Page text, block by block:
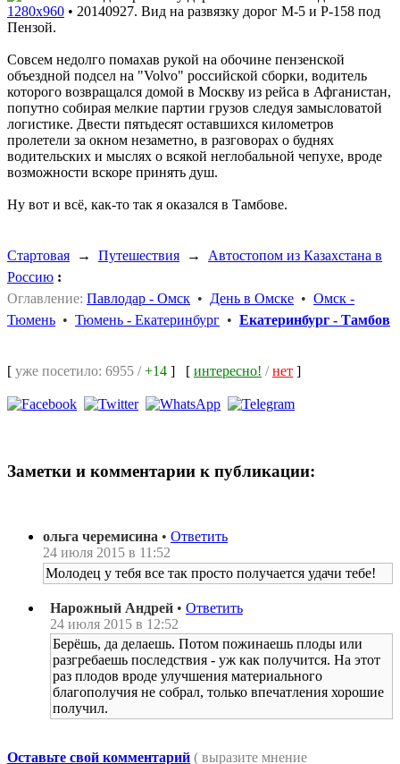
1280x960 • 20140927. Вид на развязку дорог M-5 и P-158 под
Пензой.
Совсем недолго помахав рукой на обочине пензенской
объездной подсел на "Volvo" российской сборки, водитель
которого возвращался домой в Москву из рейса в Афганистан,
попутно собирая мелкие партии грузов следуя замысловатой
логистике. Двести пятьдесят оставшихся километров
пролетели за окном незаметно, в разговорах о буднях
водительских и мыслях о всякой неглобальной чепухе, вроде
возможности вскоре принять душ.
Ну вот и всё, как-то так я оказался в Тамбове.
Стартовая → Путешествия → Автостопом из Казахстана в
Россию :
Оглавление: Павлодар - Омск • День в Омске • Омск -
Тюмень • Тюмень - Екатеринбург • Екатеринбург - Тамбов
[ уже посетило: 6955 /+14 ] [ интересно! /нет ]
Заметки и комментарии к публикации:
ольга черемисина • Ответить
24 июля 2015 в 11:52
Молодец у тебя все так просто получается удачи тебе!
Нарожный Андрей • Ответить
24 июля 2015 в 12:52
Берёшь, да делаешь. Потом пожинаешь плоды или
разгребаешь последствия - уж как получится. На этот
раз плодов вроде улучшения материального
благополучия не собрал, только впечатления хорошие
получил.
Оставьте свой комментарий ( выразите мнение